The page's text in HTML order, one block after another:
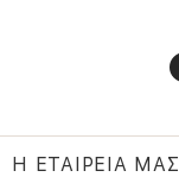
Η ΕΤΑΙΡΕΙΑ ΜΑΣ